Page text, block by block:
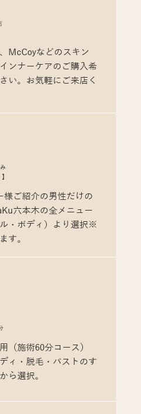
McCoyなどのスキン
ンナーケアのご購入希
い。お気軽にご来店く
様ご紹介の男性だけの
六本木の全メニュー
・ボディ）より選択※
す。
（施術60分コース）
ィ・脱毛・バストのす
ら選択。